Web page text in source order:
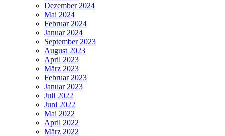
Dezember 2024
Mai 2024
Februar 2024
Januar 2024
September 2023
August 2023
April 2023
März 2023
Februar 2023
Januar 2023
Juli 2022
Juni 2022
Mai 2022
April 2022
März 2022